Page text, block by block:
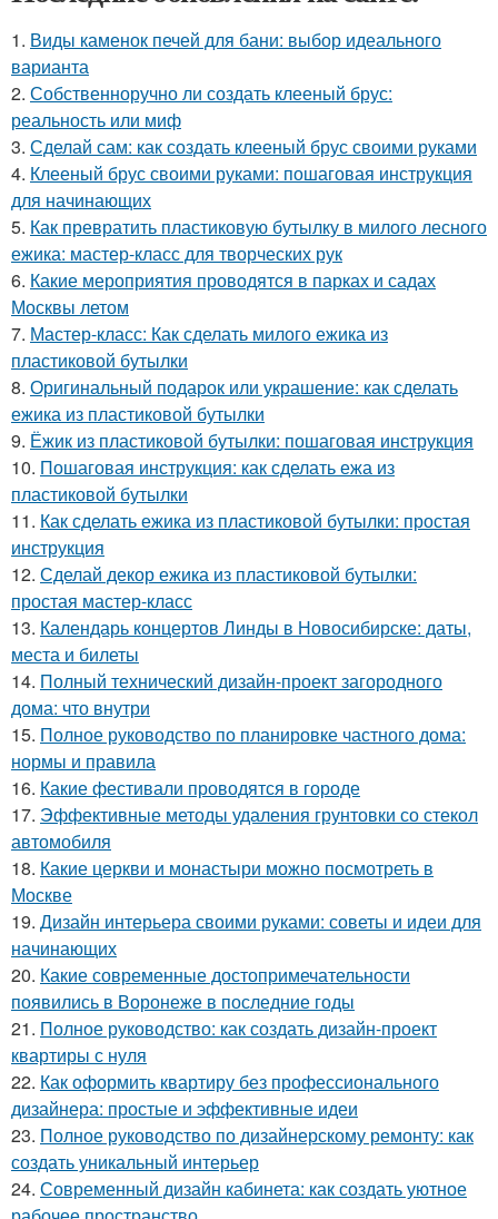
1. Виды каменок печей для бани: выбор идеального
варианта
2. Собственноручно ли создать клееный брус:
реальность или миф
3. Сделай сам: как создать клееный брус своими руками
4. Клееный брус своими руками: пошаговая инструкция
для начинающих
5. Как превратить пластиковую бутылку в милого лесного
ежика: мастер-класс для творческих рук
6. Какие мероприятия проводятся в парках и садах
Москвы летом
7. Мастер-класс: Как сделать милого ежика из
пластиковой бутылки
8. Оригинальный подарок или украшение: как сделать
ежика из пластиковой бутылки
9. Ёжик из пластиковой бутылки: пошаговая инструкция
10. Пошаговая инструкция: как сделать ежа из
пластиковой бутылки
11. Как сделать ежика из пластиковой бутылки: простая
инструкция
12. Сделай декор ежика из пластиковой бутылки:
простая мастер-класс
13. Календарь концертов Линды в Новосибирске: даты,
места и билеты
14. Полный технический дизайн-проект загородного
дома: что внутри
15. Полное руководство по планировке частного дома:
нормы и правила
16. Какие фестивали проводятся в городе
17. Эффективные методы удаления грунтовки со стекол
автомобиля
18. Какие церкви и монастыри можно посмотреть в
Москве
19. Дизайн интерьера своими руками: советы и идеи для
начинающих
20. Какие современные достопримечательности
появились в Воронеже в последние годы
21. Полное руководство: как создать дизайн-проект
квартиры с нуля
22. Как оформить квартиру без профессионального
дизайнера: простые и эффективные идеи
23. Полное руководство по дизайнерскому ремонту: как
создать уникальный интерьер
24. Современный дизайн кабинета: как создать уютное